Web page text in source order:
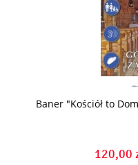
Baner "Kościół to
120,00